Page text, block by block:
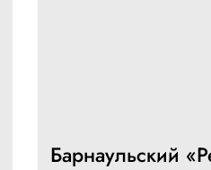
Барнаульский